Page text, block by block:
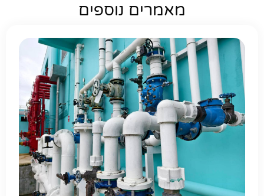
מאמרים נוספים